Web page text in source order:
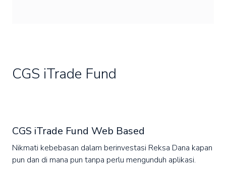
CGS iTrade Fund
CGS iTrade Fund Web Based
Nikmati kebebasan dalam berinvestasi Reksa Dana kapan
pun dan di mana pun tanpa perlu mengunduh aplikasi.